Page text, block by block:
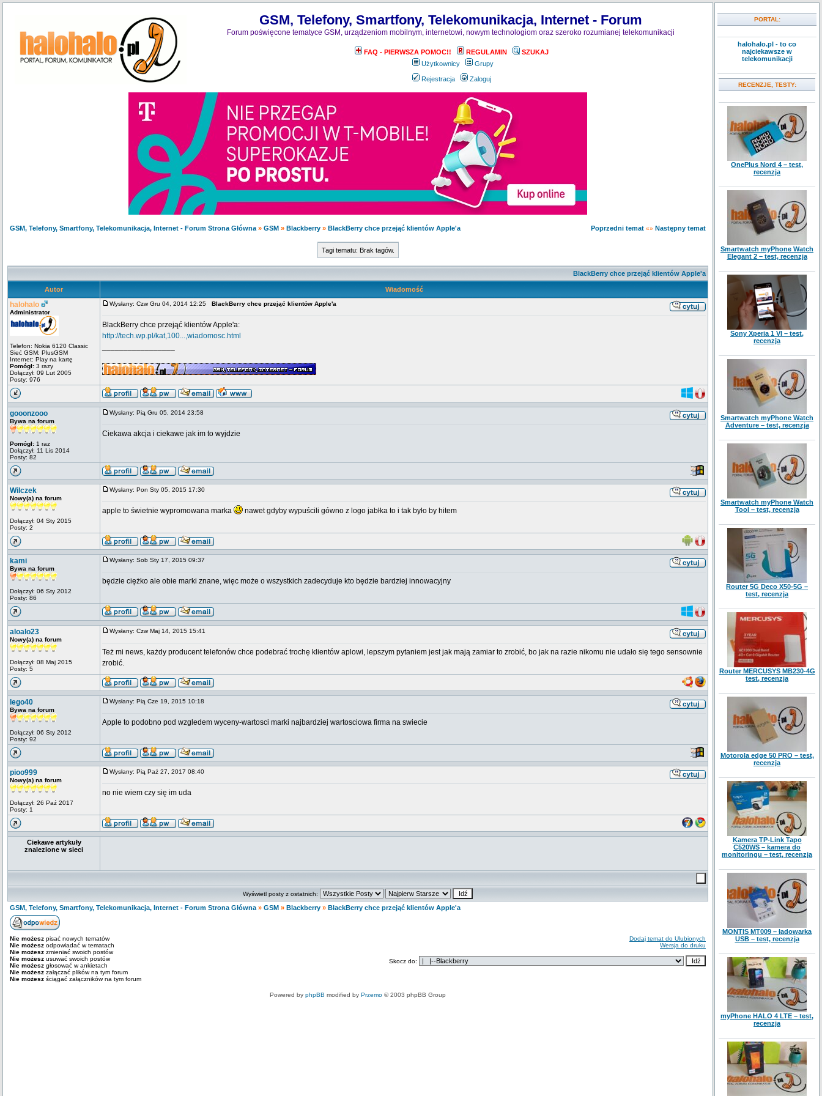
GSM, Telefony, Smartfony, Telekomunikacja, Internet - Forum
Forum poświęcone tematyce GSM, urządzeniom mobilnym, internetowi, nowym technologiom oraz szeroko rozumianej telekomunikacji
FAQ - PIERWSZA POMOC!! REGULAMIN
SZUKAJ
Użytkownicy
Grupy
Rejestracja Zaloguj
GSM, Telefony, Smartfony, Telekomunikacja, Internet - Forum Strona Główna » GSM » Blackberry » BlackBerry chce przejąć klientów Apple'a Poprzedni temat «» Następny temat
Tagi tematu: Brak tagów.
BlackBerry chce przejąć klientów Apple'a
Autor Wiadomość
halohalo
Administrator
Telefon: Nokia 6120 Classic
Sieć GSM: PlusGSM
Internet: Play na kartę
Pomógł: 3 razy
Dołączył: 09 Lut 2005
Posty: 976
Wysłany: Czw Gru 04, 2014 12:25 BlackBerry chce przejąć klientów Apple'a
BlackBerry chce przejąć klientów Apple'a:
http://tech.wp.pl/kat,100...,wiadomosc.html
gooonzooo
Bywa na forum
Pomógł: 1 raz
Dołączył: 11 Lis 2014
Posty: 82
Wysłany: Pią Gru 05, 2014 23:58
Ciekawa akcja i ciekawe jak im to wyjdzie
Wilczek
Nowy(a) na forum
Dołączył: 04 Sty 2015
Posty: 2
Wysłany: Pon Sty 05, 2015 17:30
apple to świetnie wypromowana marka nawet gdyby wypuścili gówno z logo jabłka to i tak było by hitem
kami
Bywa na forum
Dołączył: 06 Sty 2012
Posty: 86
Wysłany: Sob Sty 17, 2015 09:37
będzie ciężko ale obie marki znane, więc może o wszystkich zadecyduje kto będzie bardziej innowacyjny
aloalo23
Nowy(a) na forum
Dołączył: 08 Maj 2015
Posty: 5
Wysłany: Czw Maj 14, 2015 15:41
Też mi news, każdy producent telefonów chce podebrać trochę klientów aplowi, lepszym pytaniem jest jak mają zamiar to zrobić, bo jak na razie nikomu nie udało się tego sensownie
zrobić.
lego40
Bywa na forum
Dołączył: 06 Sty 2012
Posty: 92
Wysłany: Pią Cze 19, 2015 10:18
Apple to podobno pod wzgledem wyceny-wartosci marki najbardziej wartosciowa firma na swiecie
pioo999
Nowy(a) na forum
Dołączył: 26 Paź 2017
Posty: 1
Wysłany: Pią Paź 27, 2017 08:40
no nie wiem czy się im uda
Ciekawe artykuły
znalezione w sieci
Wyświetl posty z ostatnich:
GSM, Telefony, Smartfony, Telekomunikacja, Internet - Forum Strona Główna » GSM » Blackberry » BlackBerry chce przejąć klientów Apple'a
Nie możesz pisać nowych tematów
Nie możesz odpowiadać w tematach
Nie możesz zmieniać swoich postów
Nie możesz usuwać swoich postów
Nie możesz głosować w ankietach
Nie możesz załączać plików na tym forum
Nie możesz ściągać załączników na tym forum
Dodaj temat do Ulubionych
Wersja do druku
Skocz do:
Powered by phpBB modified by Przemo © 2003 phpBB Group
PORTAL:
halohalo.pl - to co
najciekawsze w
telekomunikacji
RECENZJE, TESTY:
OnePlus Nord 4 – test,
recenzja
Smartwatch myPhone Watch
Elegant 2 – test, recenzja
Sony Xperia 1 VI – test,
recenzja
Smartwatch myPhone Watch
Adventure – test, recenzja
Smartwatch myPhone Watch
Tool – test, recenzja
Router 5G Deco X50-5G –
test, recenzja
Router MERCUSYS MB230-4G
test, recenzja
Motorola edge 50 PRO – test,
recenzja
Kamera TP-Link Tapo
C520WS – kamera do
monitoringu – test, recenzja
MONTIS MT009 – ładowarka
USB – test, recenzja
myPhone HALO 4 LTE – test,
recenzja